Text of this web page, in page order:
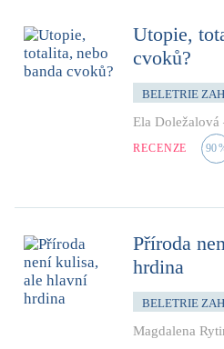
Utopie,
cvoků?
BELETRIE
Ela Doležalová
RECENZE 90
Příroda
hrdina
BELETRIE
Magdalena